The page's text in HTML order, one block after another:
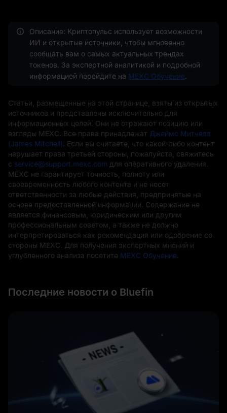
Описание: Криптопульс использует возможности
ИИ и открытые источники, чтобы мгновенно
сообщать вам о самых актуальных трендах
токенов. За экспертной аналитикой и подробной
информацией перейдите на MEXC Обучение.
Статьи, размещенные на этой странице, взяты из открытых
источников и представлены исключительно для
информационных целей. Они не отражают позицию или
взгляды MEXC. Все права принадлежат Джеймс Митчелл
(James Mitchell) . Если вы считаете, что какой-либо контент
нарушает права третьей стороны, пожалуйста, свяжитесь
с service@support.mexc.com для оперативного удаления.
MEXC не гарантирует точность, полноту или
своевременность любого контента и не несет
ответственности за любые действия, предпринятые на
основе предоставленной информации. Содержание не
является финансовым, юридическим или другим
профессиональным советом, а также не должно
интерпретироваться как рекомендация или одобрение со
стороны MEXC. Для получения экспертных мнений и
углубленного анализа посетите MEXC Обучение
Последние новости о Bluefin